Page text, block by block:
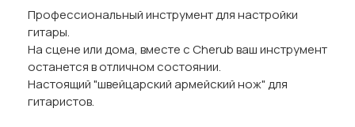
Профессиональный инструмент для настройки
гитары.
На сцене или дома, вместе с Cherub ваш инструмент
останется в отличном состоянии.
Настоящий "швейцарский армейский нож" для
гитаристов.